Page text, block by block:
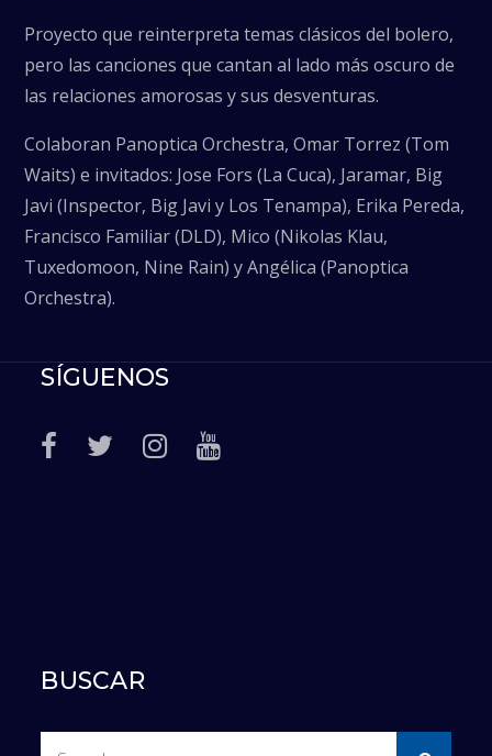
Proyecto que reinterpreta temas clásicos del bolero,
pero las canciones que cantan al lado más oscuro de
las relaciones amorosas y sus desventuras.
Colaboran Panoptica Orchestra, Omar Torrez (Tom
Waits) e invitados: Jose Fors (La Cuca), Jaramar, Big
Javi (Inspector, Big Javi y Los Tenampa), Erika Pereda,
Francisco Familiar (DLD), Mico (Nikolas Klau,
Tuxedomoon, Nine Rain) y Angélica (Panoptica
Orchestra).
SÍGUENOS
BUSCAR
Search